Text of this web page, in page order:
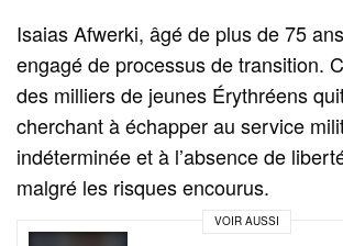
Isaias Afwerki, âgé de plus de 75
engagé de processus de transition.
des milliers de jeunes Érythréens
cherchant à échapper au service
indéterminée et à l’absence de
malgré les risques encourus.
VOIR AUSSI